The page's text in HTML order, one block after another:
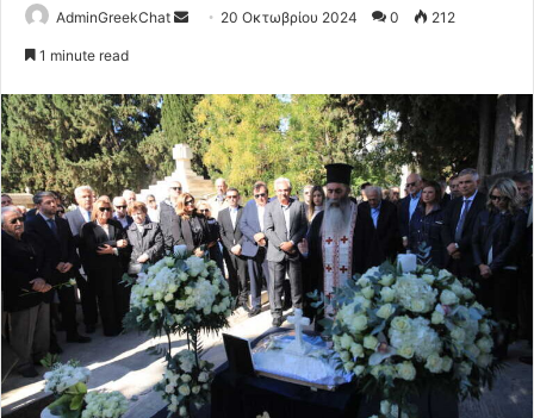
AdminGreekChat
Send 20 Οκτωβρίου 2024 0 212
1 minute read